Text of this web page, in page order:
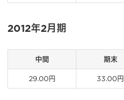
2012年2月期
中間 期末
29.00円 33.00円